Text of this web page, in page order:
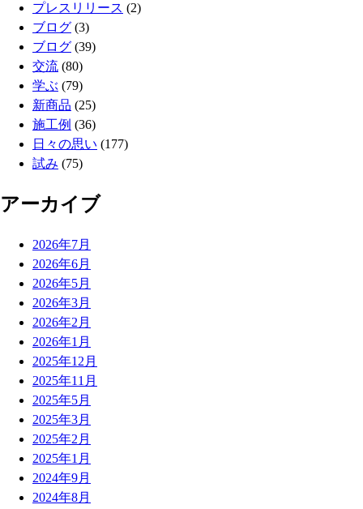
プレスリリース (2)
ブログ (3)
ブログ (39)
交流 (80)
学ぶ (79)
新商品 (25)
施工例 (36)
日々の思い (177)
試み (75)
アーカイブ
2026年7月
2026年6月
2026年5月
2026年3月
2026年2月
2026年1月
2025年12月
2025年11月
2025年5月
2025年3月
2025年2月
2025年1月
2024年9月
2024年8月